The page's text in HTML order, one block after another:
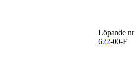
Löpande nr
622-00-F